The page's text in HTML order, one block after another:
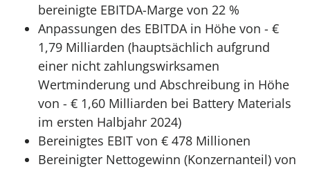
bereinigte EBITDA-Marge von 22 %
Anpassungen des EBITDA in Höhe von - €
1,79 Milliarden (hauptsächlich aufgrund
einer nicht zahlungswirksamen
Wertminderung und Abschreibung in Höhe
von - € 1,60 Milliarden bei Battery Materials
im ersten Halbjahr 2024)
Bereinigtes EBIT von € 478 Millionen
Bereinigter Nettogewinn (Konzernanteil) von